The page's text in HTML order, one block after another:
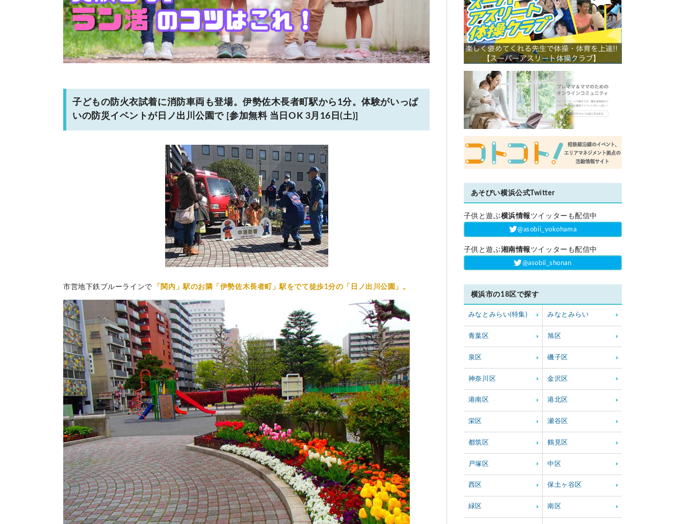
子どもの防火衣試着に消防車両も登場。伊勢佐木長者町駅から1分。体験がいっぱ
いの防災イベントが日ノ出川公園で [参加無料 当日OK 3月16日(土)]
市営地下鉄ブルーラインで 「関内」駅のお隣「伊勢佐木長者町」駅をでて徒歩1分の「日ノ出川公園」。
あそびい横浜公式Twitter
子供と遊ぶ横浜情報 ツイッターも配信中
‎@asobii_yokohama
子供と遊ぶ湘南情報 ツイッターも配信中
‎@asobii_shonan
横浜市の18区で探す
みなとみらい(特集) みなとみらい
青葉区 旭区
泉区 磯子区
神奈川区 金沢区
港南区 港北区
栄区 瀬谷区
都筑区 鶴見区
戸塚区 中区
西区 保土ヶ谷区
緑区 南区